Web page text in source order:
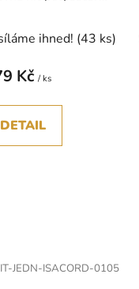
ihned! (43 ks)
Kč/ ks
DETAIL
JEDN-ISACORD-0105